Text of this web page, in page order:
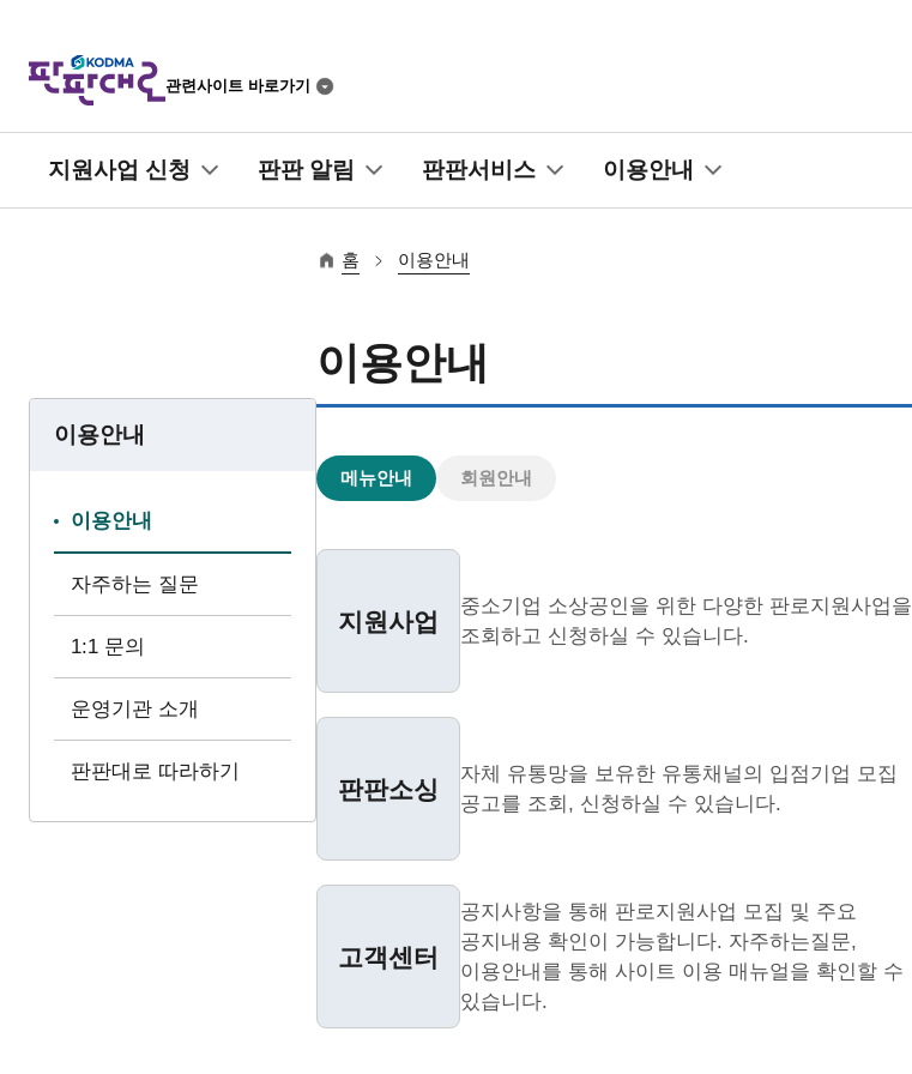
관련사이트 바로가기
지원사업 신청 판판 알림 판판서비스 이용안내
이용안내
이용안내
자주하는 질문
1:1 문의
운영기관 소개
판판대로 따라하기
홈 이용안내
이용안내
메뉴안내 회원안내
지원사업
중소기업 소상공인을 위한 다양한 판로지원사업을
조회하고 신청하실 수 있습니다.
판판소싱
자체 유통망을 보유한 유통채널의 입점기업 모집
공고를 조회, 신청하실 수 있습니다.
고객센터
공지사항을 통해 판로지원사업 모집 및 주요
공지내용 확인이 가능합니다. 자주하는질문,
이용안내를 통해 사이트 이용 매뉴얼을 확인할 수
있습니다.